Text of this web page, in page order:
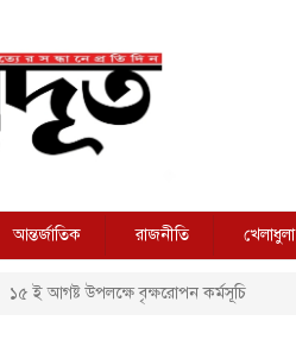
আন্তর্জাতিক রাজনীতি খেলাধুলা
১৫ ই আগষ্ট উপলক্ষে বৃক্ষরোপন কর্মসূচি